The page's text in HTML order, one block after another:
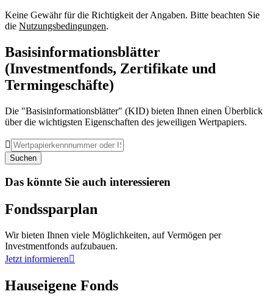
Keine Gewähr für die Richtigkeit der Angaben. Bitte beachten Sie
die Nutzungsbedingungen.
Basisinformationsblätter
(Investmentfonds, Zertifikate und
Termingeschäfte)
Die "Basisinformationsblätter" (KID) bieten Ihnen einen Überblick
über die wichtigsten Eigenschaften des jeweiligen Wertpapiers.

Suchen
Das könnte Sie auch interessieren
Fondssparplan
Wir bieten Ihnen viele Möglichkeiten, auf Vermögen per
Investmentfonds aufzubauen.
Jetzt informieren
Hauseigene Fonds